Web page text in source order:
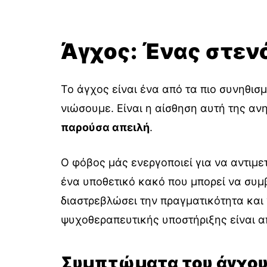
Άγχος: Ένας
Το άγχος είναι ένα από τα πιο
νιώσουμε. Είναι η αίσθηση αυτή της
παρούσα απειλή.
Ο φόβος μάς ενεργοποιεί για να
ένα υποθετικό κακό που μπορεί να
διαστρεβλώσει την πραγματικότητα
ψυχοθεραπευτικής υποστήριξης είναι
Συμπτώματα του